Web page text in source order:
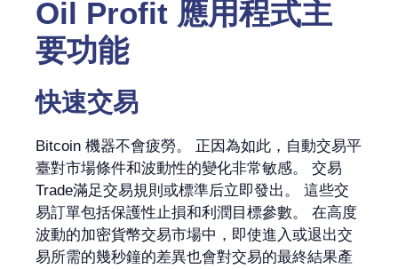
Oil Profit 應用程式主
要功能
快速交易
Bitcoin 機器不會疲勞。 正因為如此，自動交易平
臺對市場條件和波動性的變化非常敏感。 交易
Trade滿足交易規則或標準后立即發出。 這些交
易訂單包括保護性止損和利潤目標參數。 在高度
波動的加密貨幣交易市場中，即使進入或退出交
易所需的幾秒鐘的差異也會對交易的最終結果產